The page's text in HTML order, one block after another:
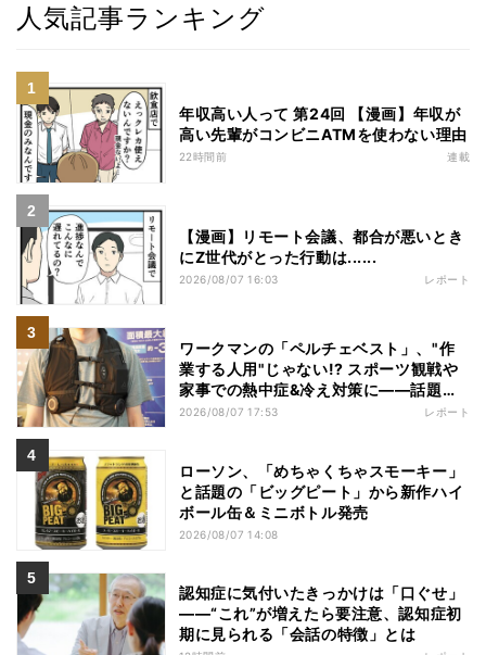
人気記事ランキング
年収高い人って 第24回 【漫画】年収が
高い先輩がコンビニATMを使わない理由
22時間前 連載
【漫画】リモート会議、都合が悪いとき
にZ世代がとった行動は......
2026/08/07 16:03 レポート
ワークマンの「ペルチェベスト」、"作
業する人用"じゃない!? スポーツ観戦や
家事での熱中症&冷え対策に――話題の
商品を徹底検証
2026/08/07 17:53 レポート
ローソン、「めちゃくちゃスモーキー」
と話題の「ビッグピート」から新作ハイ
ボール缶＆ミニボトル発売
2026/08/07 14:08
認知症に気付いたきっかけは「口ぐせ」
――“これ”が増えたら要注意、認知症初
期に見られる「会話の特徴」とは